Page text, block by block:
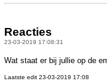
Reacties
23-03-2019 17:08:31
Wat staat er bij jullie op de
Laatste edit 23-03-2019 17:08